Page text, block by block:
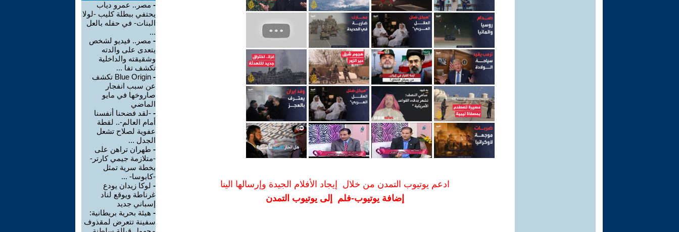
ادعم يوتيوب التمدن من خلال إيجاد الأفلام الجيدة وإرسالها الينا
إضافة يوتيوب-فلم إلى يوتيوب التمدن
- مصر.. عمرو دياب
يحتفي ببطلة كليب -لولا
البنات- في حفله بالعل
...
- مصر.. فيديو لشخص
يتعدى على والدته
وشقيقته والداخلية
تكشف تفا ...
-
Blue Origin تكشف
عن سبب انفجار
صاروخها في مايو
الماضي
- -لقد فضحنا أنفسنا
أمام العالم-.. لقطة
عفوية لصلاح تشعل
الجدل ...
- طهران تراهن على
-متلازمة جيمي كارتر-
بخطة سرية تمثل
-كابوسا- ...
- لوكا زيدان يودع
غرناطة ويوقع لناد
إسباني جديد
- هيئة بحرية بريطانية:
سفينة تتعرض لمقذوف